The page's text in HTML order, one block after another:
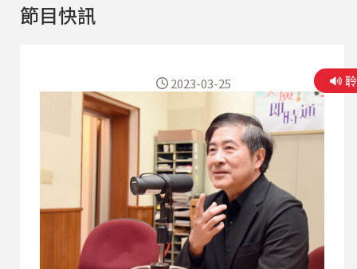
節目快訊
2023-03-25